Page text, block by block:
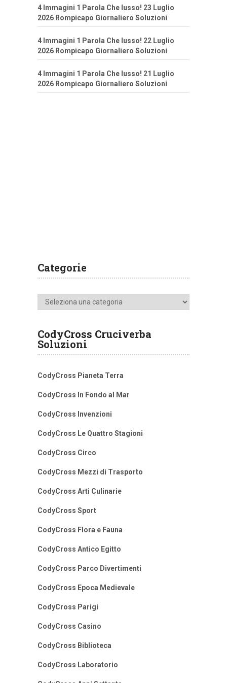
4 Immagini 1 Parola Che lusso! 23 Luglio
2026 Rompicapo Giornaliero Soluzioni
4 Immagini 1 Parola Che lusso! 22 Luglio
2026 Rompicapo Giornaliero Soluzioni
4 Immagini 1 Parola Che lusso! 21 Luglio
2026 Rompicapo Giornaliero Soluzioni
Categorie
Categorie
CodyCross Cruciverba
Soluzioni
CodyCross Pianeta Terra
CodyCross In Fondo al Mar
CodyCross Invenzioni
CodyCross Le Quattro Stagioni
CodyCross Circo
CodyCross Mezzi di Trasporto
CodyCross Arti Culinarie
CodyCross Sport
CodyCross Flora e Fauna
CodyCross Antico Egitto
CodyCross Parco Divertimenti
CodyCross Epoca Medievale
CodyCross Parigi
CodyCross Casino
CodyCross Biblioteca
CodyCross Laboratorio